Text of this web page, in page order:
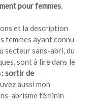
pour femmes.
et la description
femmes ayant connu
secteur sans-abri, du
sont à lire dans le
: sortir de
aussi mon
abrisme féminin